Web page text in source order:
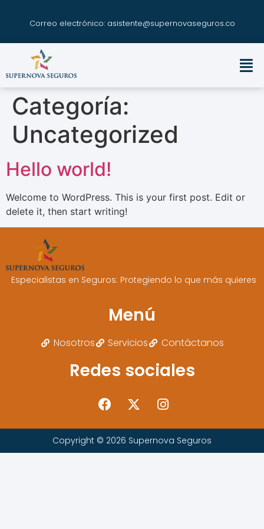
Correo electrónico: asistente@supernovaseguros.co
Categoría:
Uncategorized
Hello world!
Welcome to WordPress. This is your first post. Edit or
delete it, then start writing!
Especialistas en Seguros: Protegiendo lo que más quieres
Menú
Nosotros Servicios Contáctanos
Redes sociales
Copyright © 2026 Supernova Seguros